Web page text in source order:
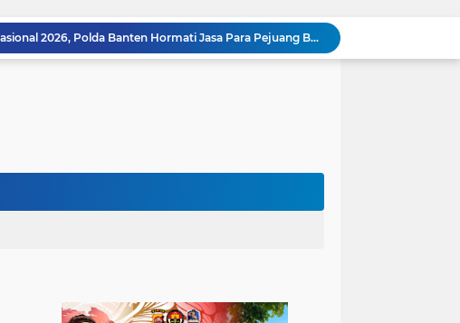
Duduk dan Ngopi Bareng, Bhabinkamtibmas Polsek Bojonegara Kunjungi dan Sosialisasi Call Center 110 di Desa Mekarjaya
Sosialisasi Hotline Polri 110, Bhabinkamtibmas Polsek Bojonegara Sambangi Warga melalui Patroli Dialogis
Peringati Hari Konservasi Alam Nasional, Kapolda Banten Ajak Masyarakat Jaga Kelestarian Alam